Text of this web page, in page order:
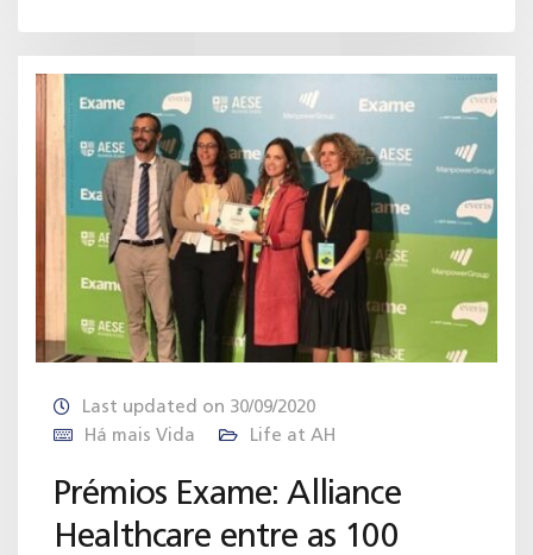
Last updated on 30/09/2020
Há mais Vida
Life at AH
Prémios Exame: Alliance
Healthcare entre as 100